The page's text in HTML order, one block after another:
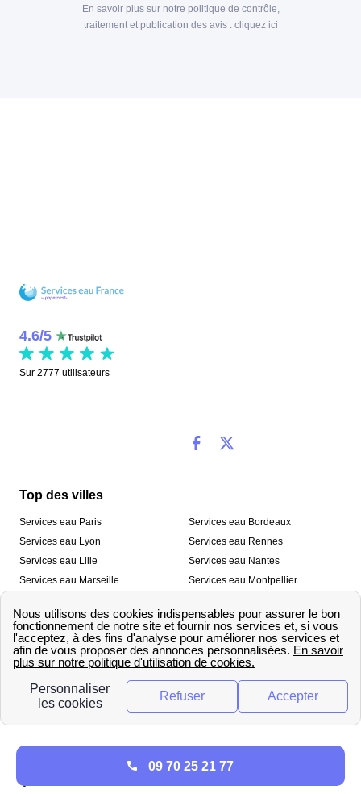
En savoir plus sur notre politique de contrôle,
traitement et publication des avis : cliquez ici
4.6/5
Sur 2777 utilisateurs
Top des villes
Services eau Paris
Services eau Lyon
Services eau Lille
Services eau Marseille
Services eau Toulon
Services eau Bordeaux
Services eau Rennes
Services eau Nantes
Services eau Montpellier
Services eau Strasbourg
Nos outils
🛁 Simulateur consommation eau
💧 Comparer les fournisseurs
d’eau
Qui sommes-nous ?
09 70 25 21 77